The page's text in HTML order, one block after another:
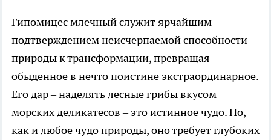
Гипомицес млечный служит ярчайшим
подтверждением неисчерпаемой способности
природы к трансформации, превращая
обыденное в нечто поистине экстраординарное.
Его дар – наделять лесные грибы вкусом
морских деликатесов – это истинное чудо. Но,
как и любое чудо природы, оно требует глубоких